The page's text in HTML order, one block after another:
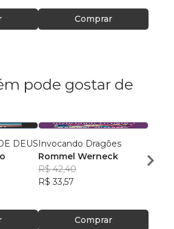
Comprar
pode gostar de
DEUSInvocando Dragões
Rommel Werneck
R$ 42,40
R$ 33,57
Comprar
de
R$